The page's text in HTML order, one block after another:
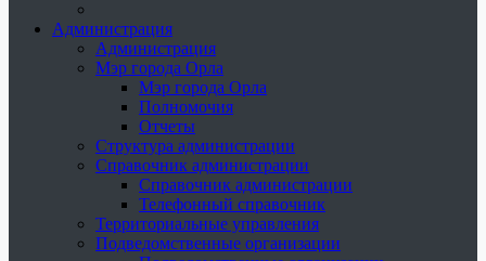
Администрация
Администрация
Мэр города Орла
Мэр города Орла
Полномочия
Отчеты
Структура администрации
Справочник администрации
Справочник администрации
Телефонный справочник
Территориальные управления
Подведомственные организации